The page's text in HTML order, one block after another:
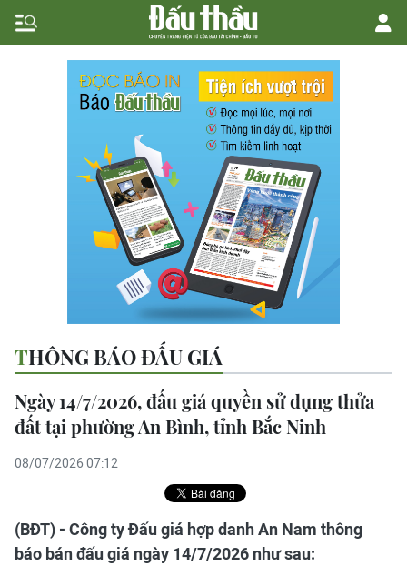
THÔNG BÁO ĐẤU GIÁ
Ngày 14/7/2026, đấu giá quyền sử dụng thửa
đất tại phường An Bình, tỉnh Bắc Ninh
08/07/2026 07:12
(BĐT) - Công ty Đấu giá hợp danh An Nam thông
báo bán đấu giá ngày 14/7/2026 như sau: